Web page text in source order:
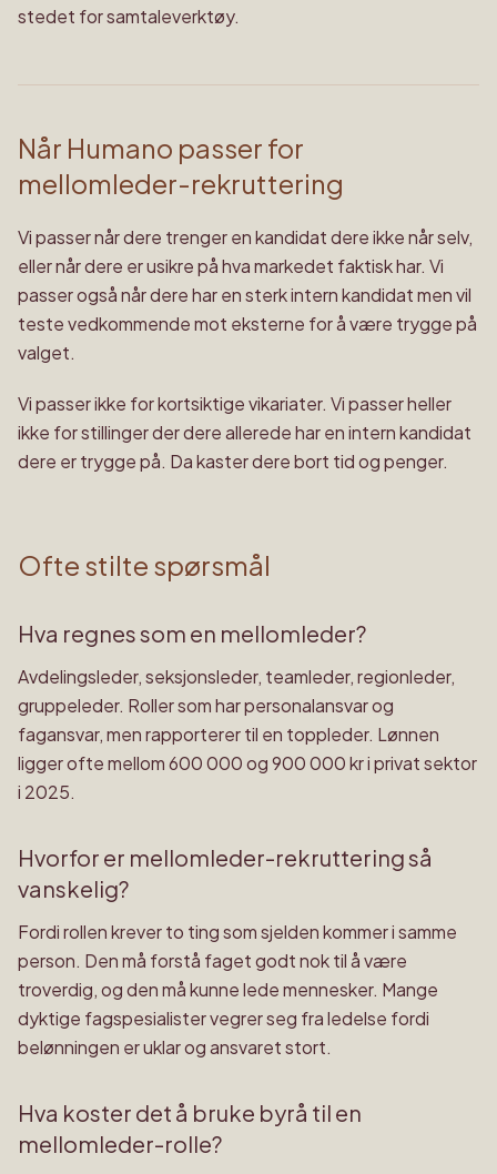
stedet for samtaleverktøy.
Når Humano passer for
mellomleder-rekruttering
Vi passer når dere trenger en kandidat dere ikke når selv,
eller når dere er usikre på hva markedet faktisk har. Vi
passer også når dere har en sterk intern kandidat men vil
teste vedkommende mot eksterne for å være trygge på
valget.
Vi passer ikke for kortsiktige vikariater. Vi passer heller
ikke for stillinger der dere allerede har en intern kandidat
dere er trygge på. Da kaster dere bort tid og penger.
Ofte stilte spørsmål
Hva regnes som en mellomleder?
Avdelingsleder, seksjonsleder, teamleder, regionleder,
gruppeleder. Roller som har personalansvar og
fagansvar, men rapporterer til en toppleder. Lønnen
ligger ofte mellom 600 000 og 900 000 kr i privat sektor
i 2025.
Hvorfor er mellomleder-rekruttering så
vanskelig?
Fordi rollen krever to ting som sjelden kommer i samme
person. Den må forstå faget godt nok til å være
troverdig, og den må kunne lede mennesker. Mange
dyktige fagspesialister vegrer seg fra ledelse fordi
belønningen er uklar og ansvaret stort.
Hva koster det å bruke byrå til en
mellomleder-rolle?